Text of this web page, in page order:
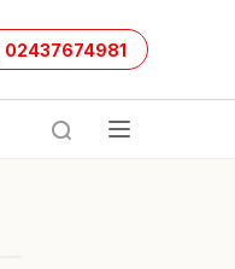
02437674981